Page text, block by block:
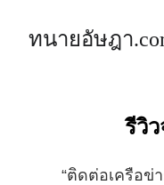
ทนายอัษฎา
รีวิ
“ติดต่อเครือข่